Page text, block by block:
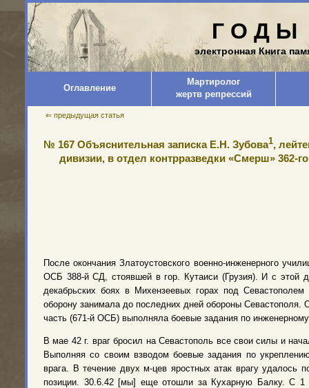
Г О Д Ы
электронная Книга
Оглавление
Мартиролог
жертв репрессий
⇐ предыдущая статья
№ 167 Объяснительная записка Е.Н. Зубова1,
дивизии, в отдел контрразведки «Смерш» 362-
После окончания Златоустовского военно-инженерного
ОСБ 388-й СД, стоявшей в гор. Кутаиси (Грузия). И с этой
декабрьских боях в Михензеевых горахпод Севастополем
оборону занимала до последних дней обороны Севастополя.
часть (671-й ОСБ) выполняла боевые задания по
В мае 42 г. враг бросил на Севастополь все свои силы и
Выполняя со своим взводом боевые задания по
врага. В течение двух м-цев яростных атак врагу удалось
позиции. 30.6.42 [мы] еще отошли за Кухарную Балку. С 1